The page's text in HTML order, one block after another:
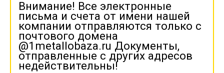
Внимание! Все электронные
письма и счета от имени нашей
компании отправляются только с
почтового домена
@1metallobaza.ru Документы,
отправленные с других адресов
недействительны!